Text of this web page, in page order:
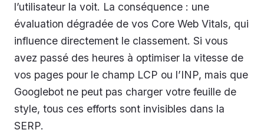
l’utilisateur la voit. La conséquence : une
évaluation dégradée de vos Core Web Vitals, qui
influence directement le classement. Si vous
avez passé des heures à optimiser la vitesse de
vos pages pour le champ LCP ou l’INP, mais que
Googlebot ne peut pas charger votre feuille de
style, tous ces efforts sont invisibles dans la
SERP.